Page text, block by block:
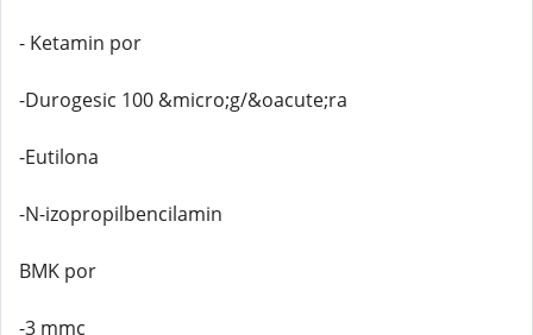
- Ketamin por
-Durogesic 100 &micro;g/&oacute;ra
-Eutilona
-N-izopropilbencilamin
BMK por
-3 mmc